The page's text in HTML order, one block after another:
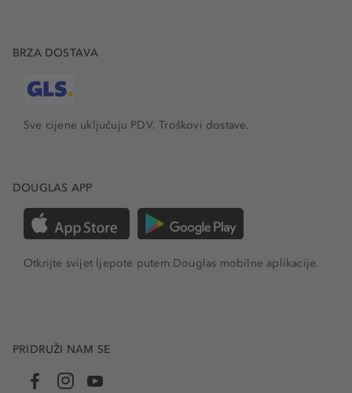
BRZA DOSTAVA
Sve cijene uključuju PDV.Troškovi dostave.
DOUGLAS APP
Otkrijte svijet ljepote putem Douglas mobilne aplikacije.
PRIDRUŽI NAM SE